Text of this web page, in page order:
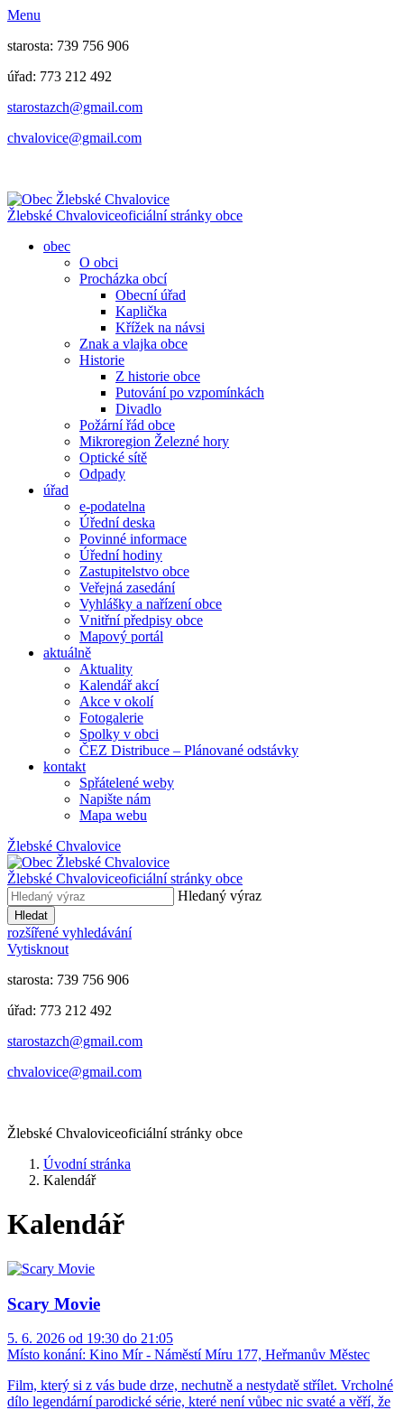
Menu
starosta: 739 756 906
úřad: 773 212 492
​​​​starostazch@gmail.com
​​​​chvalovice@gmail.com
Žlebské Chvaloviceoficiální stránky obce
obec
O obci
Procházka obcí
Obecní úřad
Kaplička
Křížek na návsi
Znak a vlajka obce
Historie
Z historie obce
Putování po vzpomínkách
Divadlo
Požární řád obce
Mikroregion Železné hory
Optické sítě
Odpady
úřad
e-podatelna
Úřední deska
Povinné informace
Úřední hodiny
Zastupitelstvo obce
Veřejná zasedání
Vyhlášky a nařízení obce
Vnitřní předpisy obce
Mapový portál
aktuálně
Aktuality
Kalendář akcí
Akce v okolí
Fotogalerie
Spolky v obci
ČEZ Distribuce – Plánované odstávky
kontakt
Spřátelené weby
Napište nám
Mapa webu
Žlebské Chvalovice
Žlebské Chvaloviceoficiální stránky obce
Hledaný výraz
Hledat
rozšířené vyhledávání
Vytisknout
starosta: 739 756 906
úřad: 773 212 492
​​​​starostazch@gmail.com
​​​​chvalovice@gmail.com
Žlebské Chvaloviceoficiální stránky obce
Úvodní stránka
Kalendář
Kalendář
Scary Movie
5. 6. 2026 od 19:30 do 21:05
Místo konání: Kino Mír - Náměstí Míru 177, Heřmanův Městec
Film, který si z vás bude drze, nechutně a nestydatě střílet. Vrcholné
dílo legendární parodické série, které není vůbec nic svaté a věří, že